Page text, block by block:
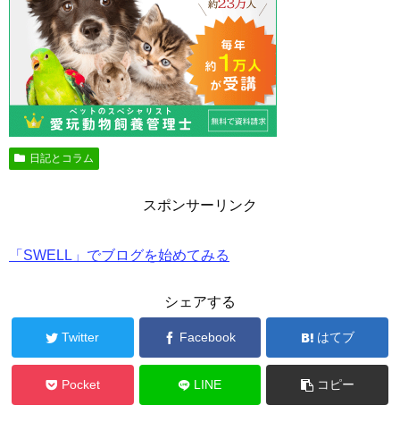
日記とコラム
スポンサーリンク
「SWELL」でブログを始めてみる
シェアする
Twitter Facebook はてブ
Pocket LINE コピー